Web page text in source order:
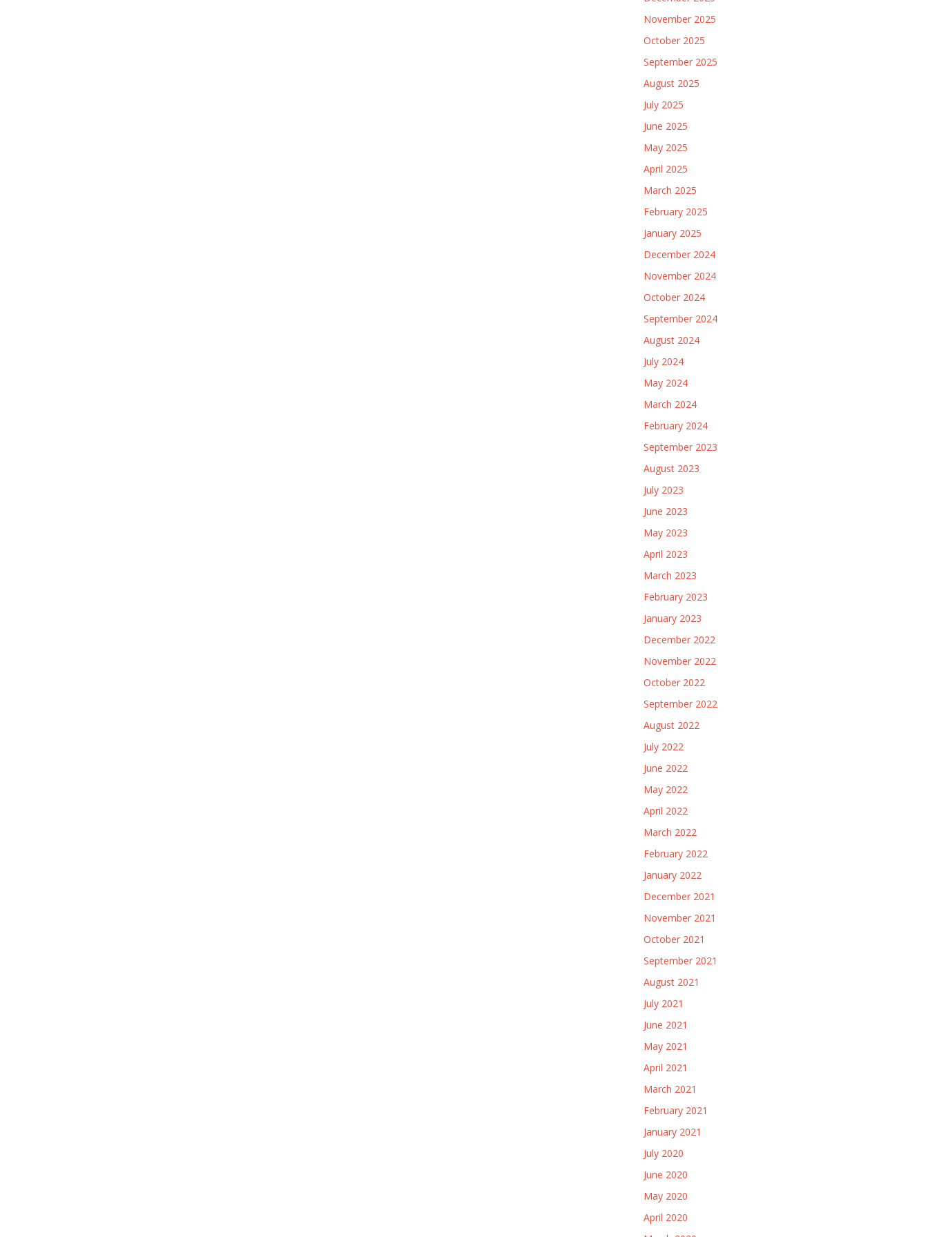
November 2025
October 2025
September 2025
August 2025
July 2025
June 2025
May 2025
April 2025
March 2025
February 2025
January 2025
December 2024
November 2024
October 2024
September 2024
August 2024
July 2024
May 2024
March 2024
February 2024
September 2023
August 2023
July 2023
June 2023
May 2023
April 2023
March 2023
February 2023
January 2023
December 2022
November 2022
October 2022
September 2022
August 2022
July 2022
June 2022
May 2022
April 2022
March 2022
February 2022
January 2022
December 2021
November 2021
October 2021
September 2021
August 2021
July 2021
June 2021
May 2021
April 2021
March 2021
February 2021
January 2021
July 2020
June 2020
May 2020
April 2020